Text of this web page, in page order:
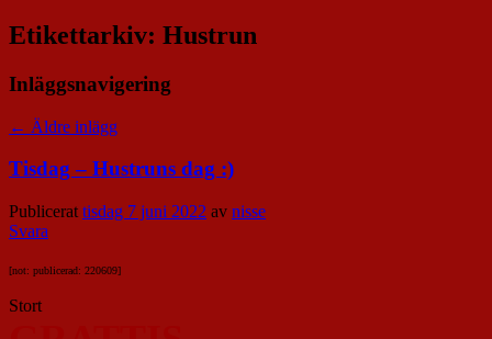
Etikettarkiv: Hustrun
Inläggsnavigering
← Äldre inlägg
Tisdag – Hustruns dag :)
Publicerat tisdag 7 juni 2022 av nisse
Svara
[not: publicerad: 220609]
Stort